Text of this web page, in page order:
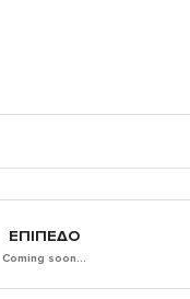
ΕΠΊΠΕΔΟ
Coming soon...